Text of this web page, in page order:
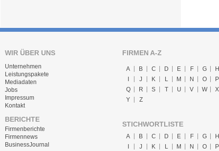
WIR ÜBER UNS
Unternehmen
Leistungspakete
Mediadaten
Jobs
Impressum
Kontakt
BERICHTE
Firmenberichte
Firmennews
BusinessJournal
FIRMEN A-Z
A B C D E F G
H
J K L M N O
P
Q
R S T U V W
X
Y
Z
STICHWORTLISTE
A B C D E F G
H
J K L M N O
P